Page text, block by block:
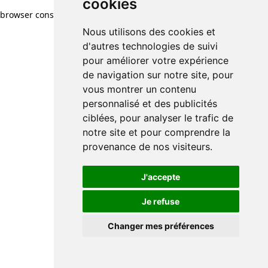
cookies
Nous utilisons des cookies et
d'autres technologies de suivi
pour améliorer votre expérience
de navigation sur notre site, pour
vous montrer un contenu
personnalisé et des publicités
ciblées, pour analyser le trafic de
notre site et pour comprendre la
provenance de nos visiteurs.
J'accepte
Je refuse
Changer mes préférences
browser console for more information)